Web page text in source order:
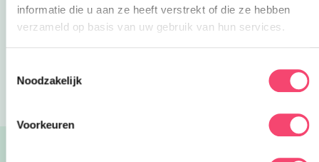
informatie die u aan ze heeft verstrekt of die ze hebben
verzameld op basis van uw gebruik van hun services.
Noodzakelijk
Voorkeuren
Deel via WhatsApp
Blogs Hoera, er zijn weer lammetjes!